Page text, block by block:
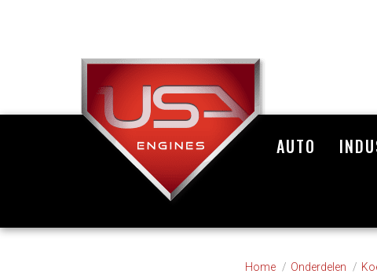
AUTO
Home Onderdelen